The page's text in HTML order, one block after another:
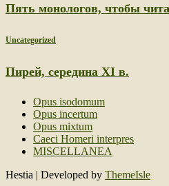
Пять монологов, чтобы
Uncategorized
Пирей, середина XI в.
Opus isodomum
Opus incertum
Opus mixtum
Caeci Homeri interpres
MISCELLANEA
Hestia | Developed by ThemeIsle